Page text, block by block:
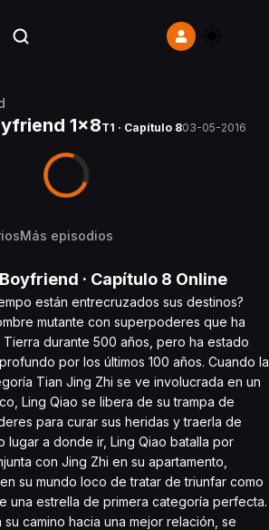
1x8T1 · Capítulo 803-05-2016
Más episodios
· Capítulo 8 Online
están entrecruzados sus destinos?
mutante con superpoderes que ha
durante 500 años, pero ha estado
por los últimos 100 años. Cuando la
Tian Jing Zhi se ve involucrada en un
Ling Qiao se libera de su trampa de
para curar sus heridas y traerla de
lugar a donde ir, Ling Qiao batalla por
con Jing Zhi en su apartamento,
su mundo loco de tratar de triunfar como
una estrella de primera categoría perfecta.
su camino hacia una mejor relación, se